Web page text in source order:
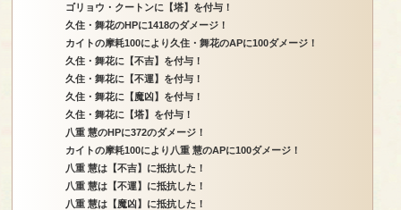
ゴリョウ・クートンに【塔】を付与！
久住・舞花のHPに1418のダメージ！
カイトの摩耗100により久住・舞花のAPに100ダメージ！
久住・舞花に【不吉】を付与！
久住・舞花に【不運】を付与！
久住・舞花に【魔凶】を付与！
久住・舞花に【塔】を付与！
八重 慧のHPに372のダメージ！
カイトの摩耗100により八重 慧のAPに100ダメージ！
八重 慧は【不吉】に抵抗した！
八重 慧は【不運】に抵抗した！
八重 慧は【魔凶】に抵抗した！